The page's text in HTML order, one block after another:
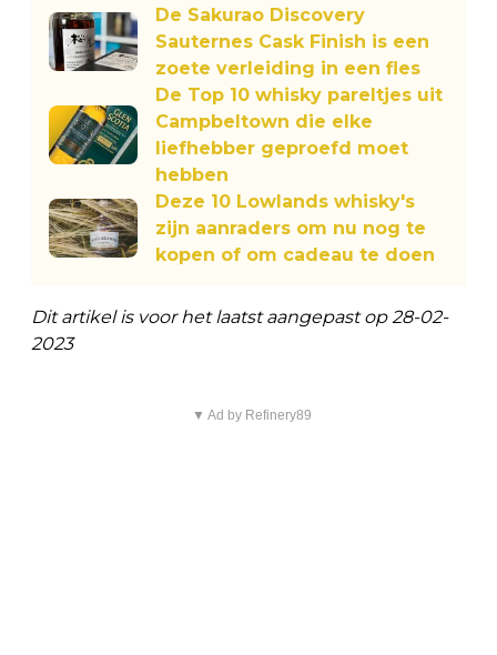
De Sakurao Discovery
Sauternes Cask Finish is een
zoete verleiding in een fles
De Top 10 whisky pareltjes uit
Campbeltown die elke
liefhebber geproefd moet
hebben
Deze 10 Lowlands whisky's
zijn aanraders om nu nog te
kopen of om cadeau te doen
Dit artikel is voor het laatst aangepast op 28-02-
2023
▼ Ad by Refinery89